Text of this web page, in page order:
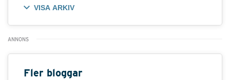
VISA ARKIV
Fler bloggar